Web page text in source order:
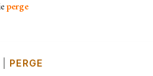
perge
PERGE